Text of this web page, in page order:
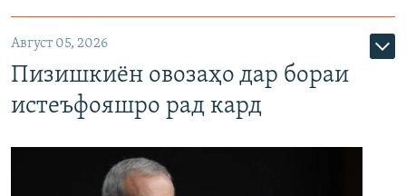
Август 05, 2026
Пизишкиён овозаҳо дар бораи
истеъфояшро рад кард